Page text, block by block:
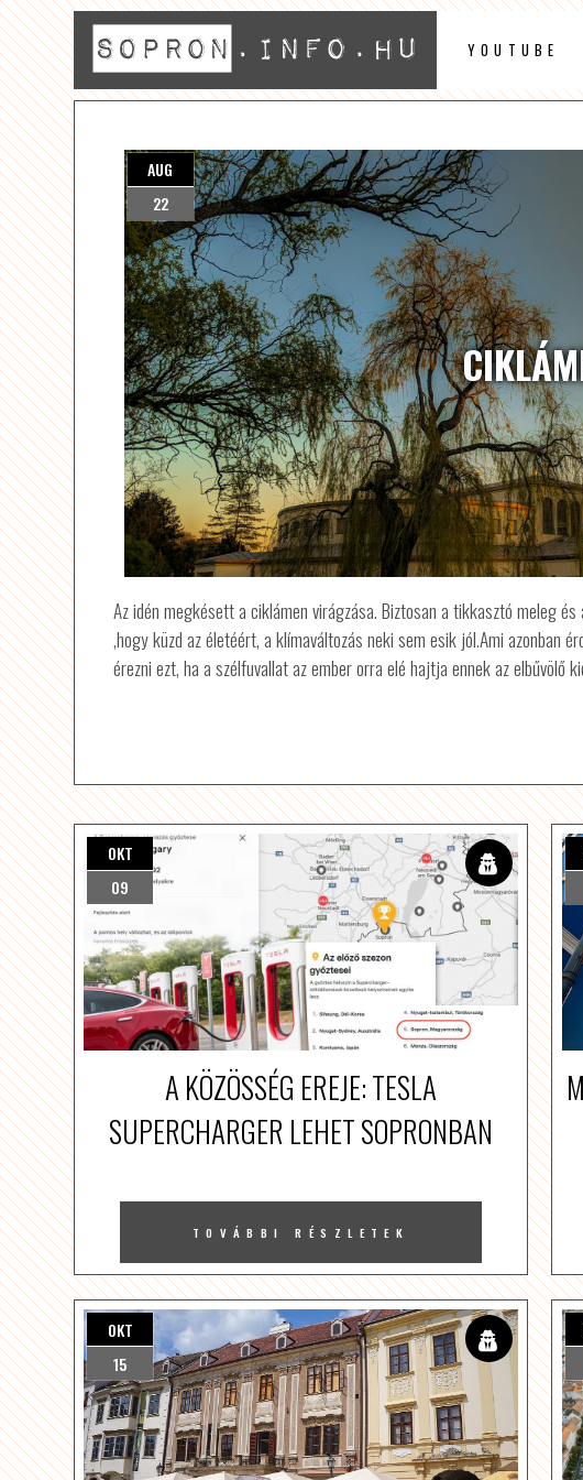
YOUTUBE
AUG
22
Az idén megkésett a ciklámen virágzása. Biztosan a tikkasztó meleg
,hogy küzd az életéért, a klímaváltozás neki sem esik jól.Ami azonban
érezni ezt, ha a szélfuvallat az ember orra elé hajtja ennek az elbűvölő
OKT
09
A KÖZÖSSÉG EREJE: TESLA
SUPERCHARGER LEHET SOPRONBAN
TOVÁBBI RÉSZLETEK
OKT
15